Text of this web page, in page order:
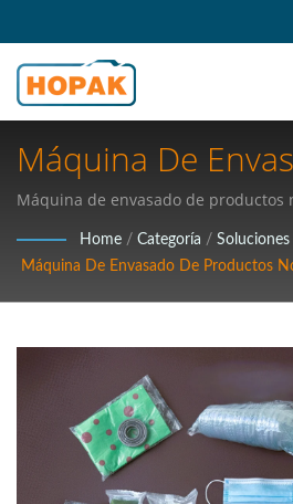
Máquina De
Productos No
Sistemas De
Innovadores:
Seguridad Y
Alimentaria Para
Globales
Máquina de envasado de productos
Home / Categoría / Soluciones
Máquina De Envasado De Productos